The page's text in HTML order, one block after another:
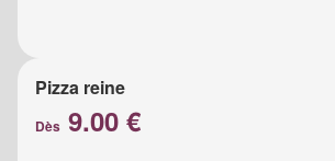
Pizza reine
Dès 9.00 €